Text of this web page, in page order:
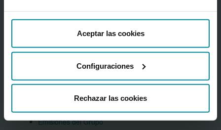
Aceptar las cookies
Configuraciones
Rechazar las cookies
Grupo Cooperativo Cajamar
Accionistas e inversores
Presentación institucional del Grupo
Accionistas
Emisiones del Grupo